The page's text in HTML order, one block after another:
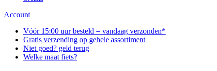
Account
Vóór 15:00 uur besteld = vandaag verzonden*
Gratis verzending op gehele assortiment
Niet goed? geld terug
Welke maat fiets?